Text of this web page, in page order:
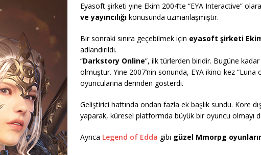
Eyasoft şirketi yine Ekim 2004’te “EYA Interactive”
ve yayıncılığı konusunda uzmanlaşmıştır.
Bir sonraki sınıra geçebilmek için eyasoft şirketi
adlandırıldı.
“Darkstory Online”, ilk türlerden biridir. Bugüne
olmuştur. Yine 2007’nin sonunda, EYA ikinci kez “Luna
oyuncularına derinden gösterdi.
Geliştirici hattında ondan fazla ek başlık sundu. Kore
yaparak, küresel platformda büyük bir oyuncu olmayı
Ayrıca Legend of Edda gibi güzel Mmorpg